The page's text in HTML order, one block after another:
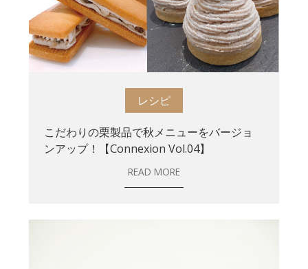
レシピ
こだわりの栗製品で秋メニューをバージョ
ンアップ！【Connexion Vol.04】
READ MORE